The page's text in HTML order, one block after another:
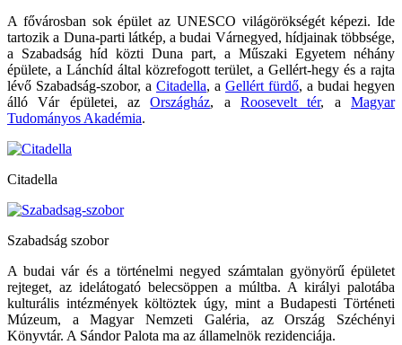
A fővárosban sok épület az UNESCO világörökségét képezi. Ide
tartozik a Duna-parti látkép, a budai Várnegyed, hídjainak többsége,
a Szabadság híd közti Duna part, a Műszaki Egyetem néhány
épülete, a Lánchíd által közrefogott terület, a Gellért-hegy és a rajta
lévő Szabadság-szobor, a Citadella, a Gellért fürdő, a budai hegyen
álló Vár épületei, azOrszágház, aRoosevelt tér, aMagyar
Tudományos Akadémia.
Citadella
Szabadság szobor
A budai vár és a történelmi negyed számtalan gyönyörű épületet
rejteget, az idelátogató belecsöppen a múltba. A királyi palotába
kulturális intézmények költöztek úgy, mint a Budapesti Történeti
Múzeum, a Magyar Nemzeti Galéria, az Ország Széchényi
Könyvtár. A Sándor Palota ma az államelnök rezidenciája.